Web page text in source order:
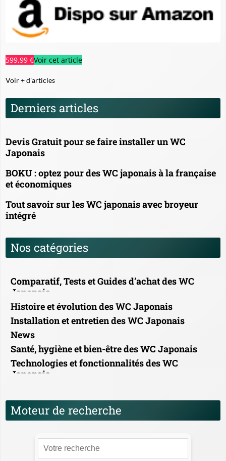
599,99 €Voir cet article
Voir + d'articles
Derniers articles
Devis Gratuit pour se faire installer un WC
Japonais
BOKU : optez pour des WC japonais à la française
et économiques
Tout savoir sur les WC japonais avec broyeur
intégré
Nos catégories
Comparatif, Tests et Guides d’achat des WC
Japonais
Histoire et évolution des WC Japonais
Installation et entretien des WC Japonais
News
Santé, hygiène et bien-être des WC Japonais
Technologies et fonctionnalités des WC
Japonais
Moteur de recherche